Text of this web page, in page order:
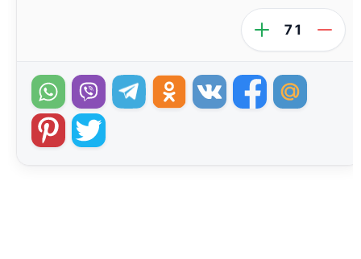
71